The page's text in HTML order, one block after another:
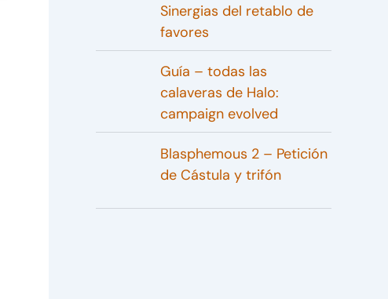
Sinergias del retablo de
favores
Guía – todas las
calaveras de Halo:
campaign evolved
Blasphemous 2 – Petición
de Cástula y trifón